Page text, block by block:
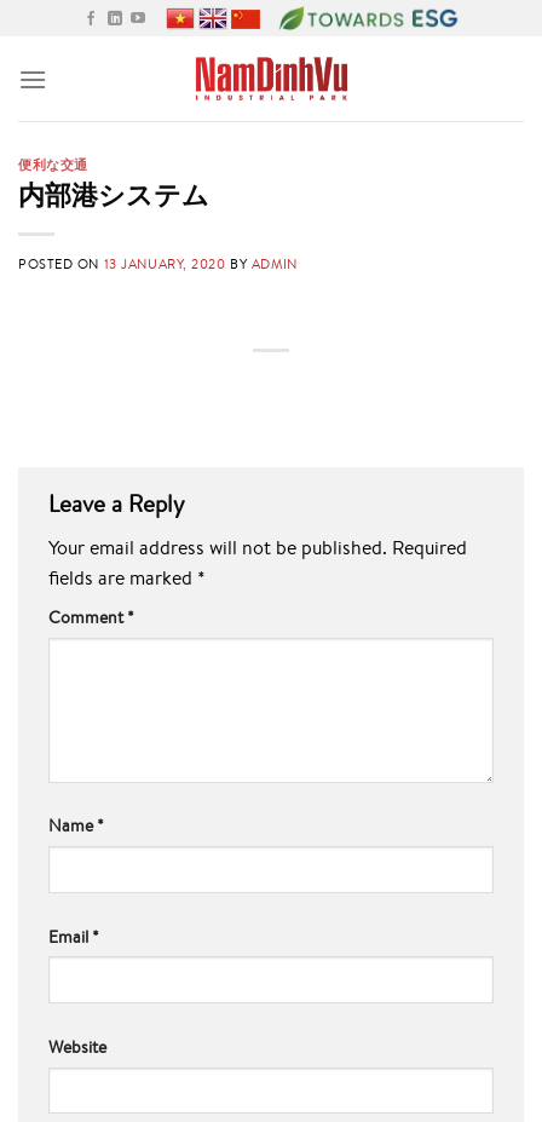
content
便利な交通
内部港システム
POSTED ON 13 JANUARY, 2020 BY ADMIN
Leave a Reply
Your email address will not be published. Required
fields are marked *
Comment*
Name*
Email *
Website